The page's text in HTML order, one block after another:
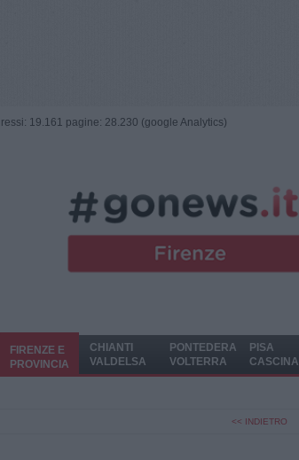
19.161 pagine: 28.230 (google Analytics)
FIRENZE E
PROVINCIA
CHIANTI
VALDELSA
PONTEDERA
VOLTERRA
PISA
CASCINA
<< INDIETRO